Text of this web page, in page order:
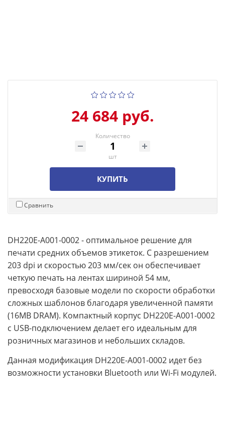
24 684 руб.
Количество
шт
КУПИТЬ
Сравнить
DH220E-A001-0002 - оптимальное решение для
печати средних объемов этикеток. С разрешением
203 dpi и скоростью 203 мм/сек он обеспечивает
четкую печать на лентах шириной 54 мм,
превосходя базовые модели по скорости обработки
сложных шаблонов благодаря увеличенной памяти
(16MB DRAM). Компактный корпус DH220E-A001-0002
с USB-подключением делает его идеальным для
розничных магазинов и небольших складов.
Данная модификация DH220E-A001-0002 идет без
возможности установки Bluetooth или Wi-Fi модулей.